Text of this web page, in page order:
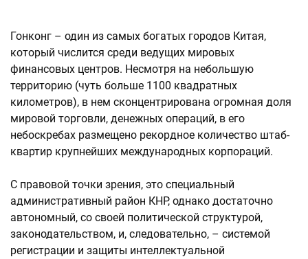
Гонконг – один из самых богатых городов Китая,
который числится среди ведущих мировых
финансовых центров. Несмотря на небольшую
территорию (чуть больше 1100 квадратных
километров), в нем сконцентрирована огромная доля
мировой торговли, денежных операций, в его
небоскребах размещено рекордное количество штаб-
квартир крупнейших международных корпораций.
С правовой точки зрения, это специальный
административный район КНР, однако достаточно
автономный, со своей политической структурой,
законодательством, и, следовательно, – системой
регистрации и защиты интеллектуальной